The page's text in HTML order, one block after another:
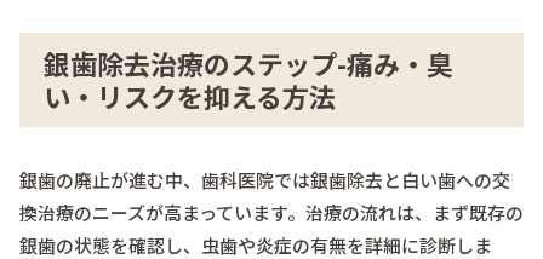
銀歯除去治療のステップ-痛み・臭
い・リスクを抑える方法
銀歯の廃止が進む中、歯科医院では銀歯除去と白い歯への交
換治療のニーズが高まっています。治療の流れは、まず既存の
銀歯の状態を確認し、虫歯や炎症の有無を詳細に診断しま